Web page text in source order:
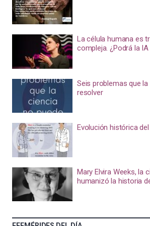
La célula humana es
compleja. ¿Podrá la
Seis problemas que
resolver
Evolución histórica
Mary Elvira Weeks, la
humanizó la historia